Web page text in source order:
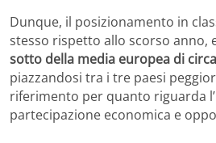
Dunque, il posizionamento in
stesso rispetto allo scorso anno,
sotto della media europea di
piazzandosi tra i tre paesi
riferimento per quanto riguarda
partecipazione economica e